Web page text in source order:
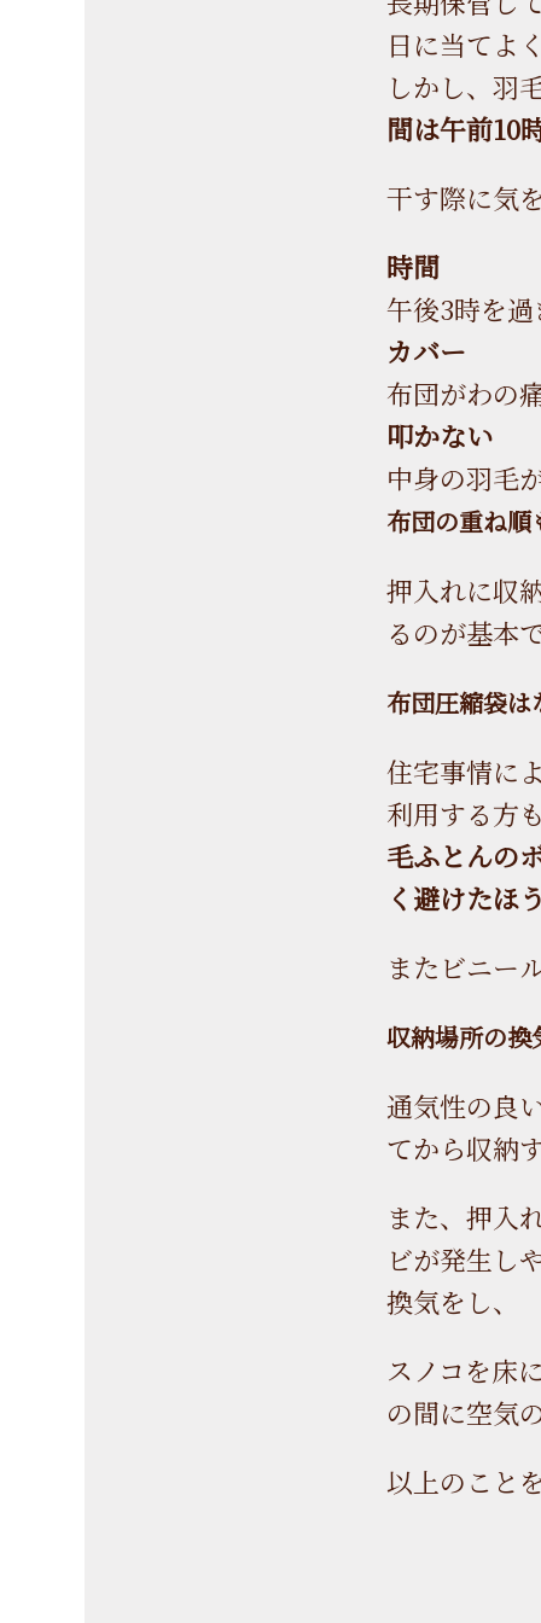
日に当てよ
しかし、羽
間は午前10
干す際に気
時間
午後3時を
カバー
布団がわの
叩かない
中身の羽毛
布団の重ね順
押入れに収
るのが基本
布団圧縮袋
住宅事情に
利用する方
毛ふとんの
く避けたほ
またビニー
収納場所の換
通気性の良
てから収納
また、押入
ビが発生し
換気をし、
スノコを床
の間に空気
以上のこと